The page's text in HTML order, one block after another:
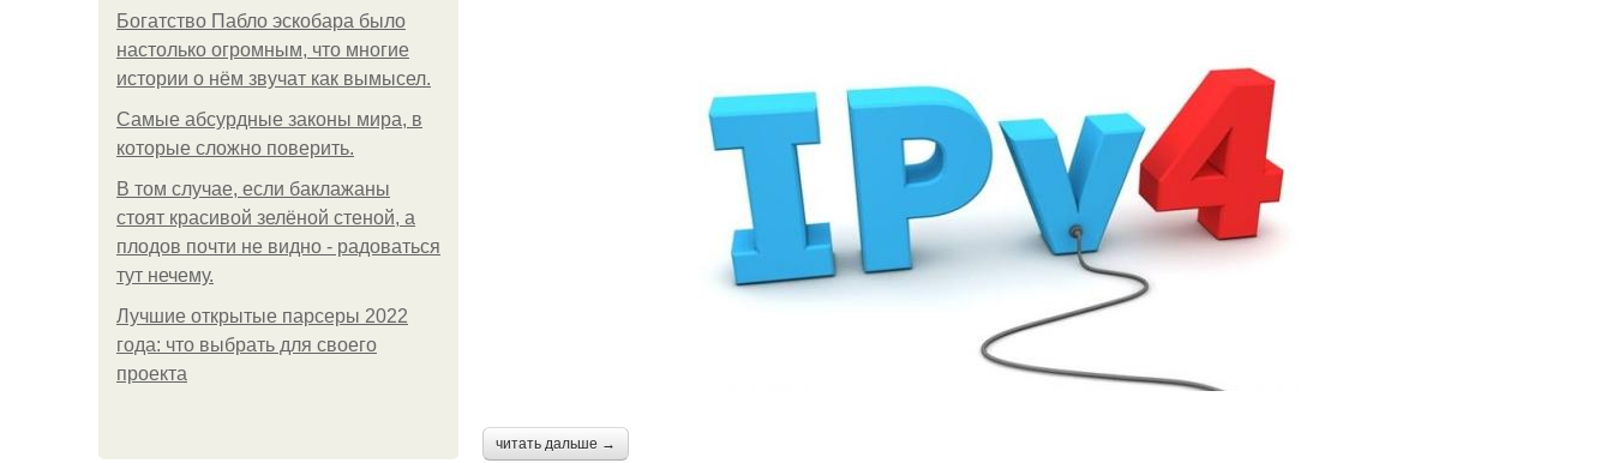
Богатство Пабло эскобара было
настолько огромным, что многие
истории о нём звучат как вымысел.
Самые абсурдные законы мира, в
которые сложно поверить.
В том случае, если баклажаны
стоят красивой зелёной стеной, а
плодов почти не видно - радоваться
тут нечему.
Лучшие открытые парсеры 2022
года: что выбрать для своего
проекта
читать дальше →